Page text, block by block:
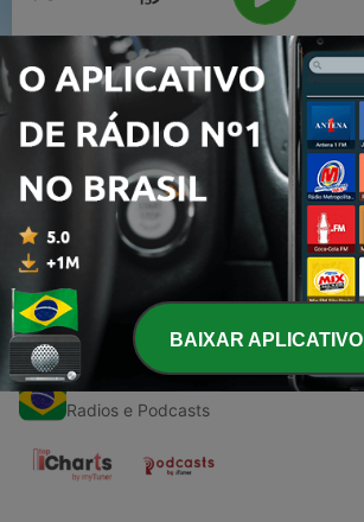
Episódios
- PR. JAIME TUCANO - CULTO 21012021
06 fev. 2021
Rádios do Brasil
Radios e Podcasts
BAIXAR APLICATIVO